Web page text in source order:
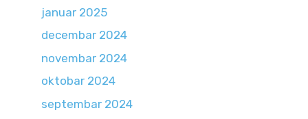
januar 2025
decembar 2024
novembar 2024
oktobar 2024
septembar 2024